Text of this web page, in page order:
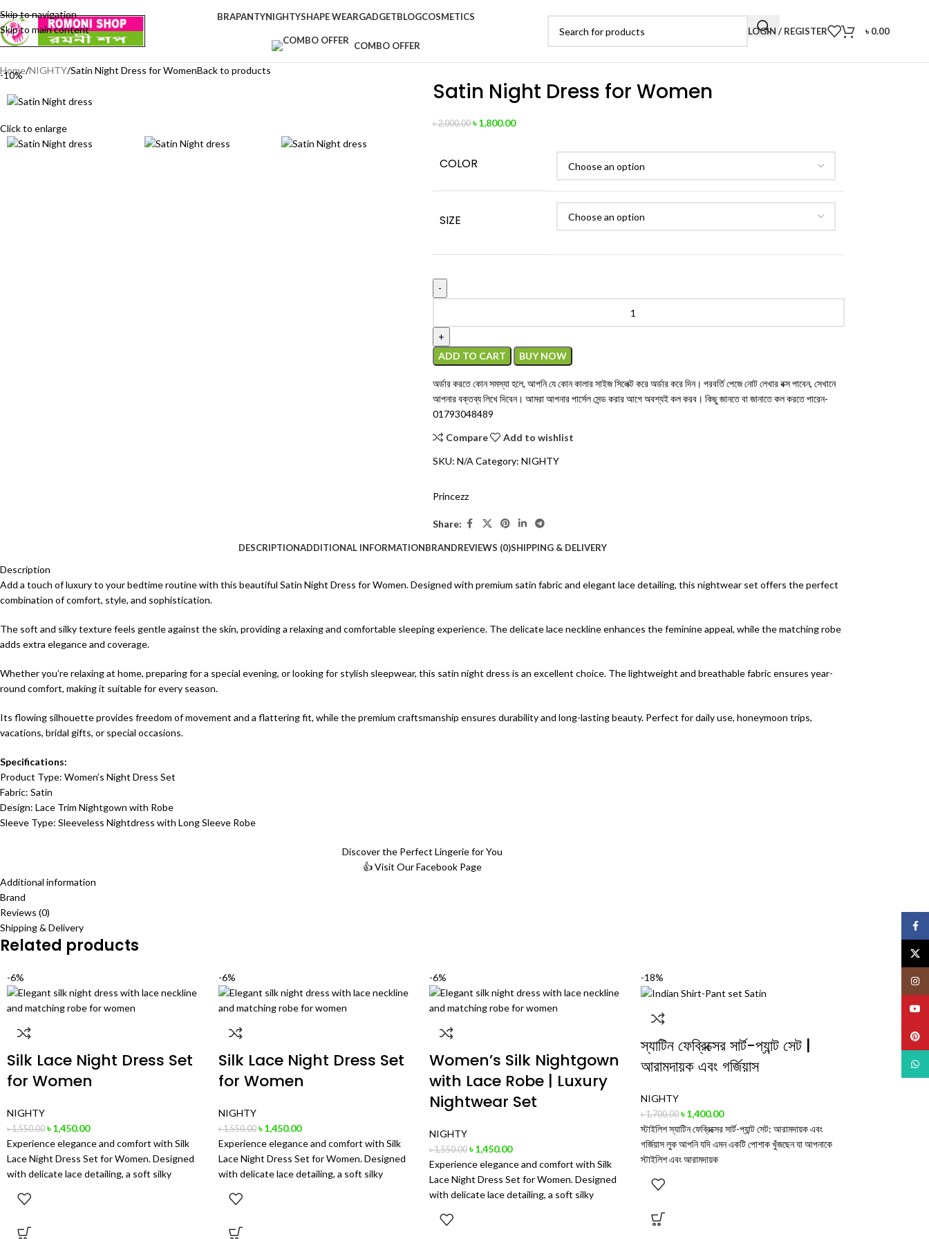
Skip to navigation
Skip to main content
BRAPANTYNIGHTYSHAPE WEARGADGETBLOGCOSMETICS
COMBO OFFER
LOGIN / REGISTER ৳0.00
Home NIGHTY Satin Night Dress for WomenBack to products
-10%
Click to enlarge
Satin Night Dress for Women
৳2,000.00 ৳1,800.00
COLOR
SIZE
ADD TO CART BUY NOW
অর্ডার করতে কোন সমস্যা হলে, আপনি যে কোন কালার সাইজ সিলেক্ট করে অর্ডার করে দিন। পরবর্তি পেজে নোট লেখার বক্স পাবেন, সেখানে
আপনার বক্তব্য লিখে দিবেন। আমরা আপনার পার্সেল সেন্ড করার আগে অবশ্যই কল করব। কিছু জানতে বা জানাতে কল করতে পারেন-
01793048489
Compare
Add to wishlist
SKU: N/A Category: NIGHTY
Princezz
Share:
DESCRIPTIONADDITIONAL INFORMATIONBRANDREVIEWS (0)SHIPPING & DELIVERY
Description
Add a touch of luxury to your bedtime routine with this beautiful Satin Night Dress for Women. Designed with premium satin fabric and elegant lace detailing, this nightwear set offers the perfect
combination of comfort, style, and sophistication.
The soft and silky texture feels gentle against the skin, providing a relaxing and comfortable sleeping experience. The delicate lace neckline enhances the feminine appeal, while the matching robe
adds extra elegance and coverage.
Whether you’re relaxing at home, preparing for a special evening, or looking for stylish sleepwear, this satin night dress is an excellent choice. The lightweight and breathable fabric ensures year-
round comfort, making it suitable for every season.
Its flowing silhouette provides freedom of movement and a flattering fit, while the premium craftsmanship ensures durability and long-lasting beauty. Perfect for daily use, honeymoon trips,
vacations, bridal gifts, or special occasions.
Specifications:
Product Type: Women’s Night Dress Set
Fabric: Satin
Design: Lace Trim Nightgown with Robe
Sleeve Type: Sleeveless Nightdress with Long Sleeve Robe
Discover the Perfect Lingerie for You
👍 Visit Our Facebook Page
Additional information
Brand
Reviews (0)
Shipping & Delivery
Related products
-6%
Silk Lace Night Dress Set
for Women
NIGHTY
৳1,550.00 ৳1,450.00
Experience elegance and comfort with Silk
Lace Night Dress Set for Women. Designed
with delicate lace detailing, a soft silky
-6%
Silk Lace Night Dress Set
for Women
NIGHTY
৳1,550.00 ৳1,450.00
Experience elegance and comfort with Silk
Lace Night Dress Set for Women. Designed
with delicate lace detailing, a soft silky
-6%
Women’s Silk Nightgown
with Lace Robe | Luxury
Nightwear Set
NIGHTY
৳1,550.00 ৳1,450.00
Experience elegance and comfort with Silk
Lace Night Dress Set for Women. Designed
with delicate lace detailing, a soft silky
-18%
স্যাটিন ফেব্রিক্সের সার্ট-প্যান্ট সেট |
আরামদায়ক এবং গর্জিয়াস
NIGHTY
৳1,700.00 ৳1,400.00
স্টাইলিশ স্যাটিন ফেব্রিক্সের সার্ট-প্যান্ট সেট: আরামদায়ক এবং
গর্জিয়াস লুক আপনি যদি এমন একটি পোশাক খুঁজছেন যা আপনাকে
স্টাইলিশ এবং আরামদায়ক